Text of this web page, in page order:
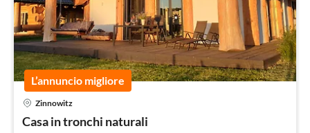
L’annuncio migliore
Zinnowitz
Casa in tronchi naturali